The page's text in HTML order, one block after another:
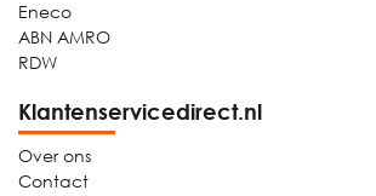
Eneco
ABN AMRO
RDW
Klantenservicedirect.nl
Over ons
Contact